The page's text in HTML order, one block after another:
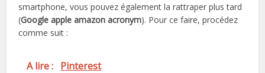
smartphone, vous pouvez également la rattraper plus tard
(Google apple amazon acronym). Pour ce faire, procédez
comme suit :
A lire : Pinterest